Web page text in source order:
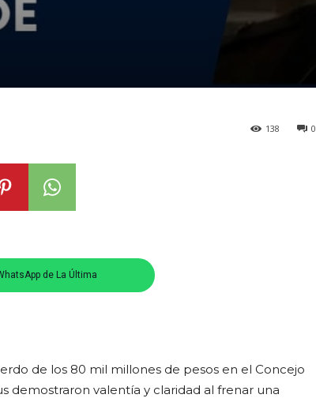
0
138
de La Última
de los 80 mil millones de pesos en el Concejo
demostraron valentía y claridad al frenar una